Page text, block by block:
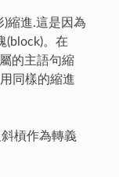
)縮進.這是因為
(block)。在
的主語句縮
同樣的縮進
槓作為轉義